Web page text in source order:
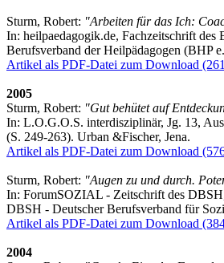
Sturm, Robert: "Arbeiten für das Ich:
In: heilpaedagogik.de, Fachzeitschrift des
Berufsverband der Heilpädagogen (BHP
Artikel als PDF-Datei zum Download
2005
Sturm, Robert: "Gut behütet auf
In: L.O.G.O.S. interdisziplinär, Jg. 13,
(S. 249-263). Urban &Fischer, Jena.
Artikel als PDF-Datei zum Download
Sturm, Robert: "Augen zu und durch.
In: ForumSOZIAL - Zeitschrift des
DBSH - Deutscher Berufsverband für
Artikel als PDF-Datei zum Download
2004